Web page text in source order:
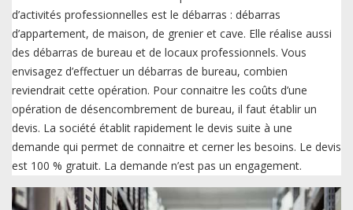
d’activités professionnelles est le débarras : débarras
d’appartement, de maison, de grenier et cave. Elle réalise aussi
des débarras de bureau et de locaux professionnels. Vous
envisagez d’effectuer un débarras de bureau, combien
reviendrait cette opération. Pour connaitre les coûts d’une
opération de désencombrement de bureau, il faut établir un
devis. La société établit rapidement le devis suite à une
demande qui permet de connaitre et cerner les besoins. Le devis
est 100 % gratuit. La demande n’est pas un engagement.